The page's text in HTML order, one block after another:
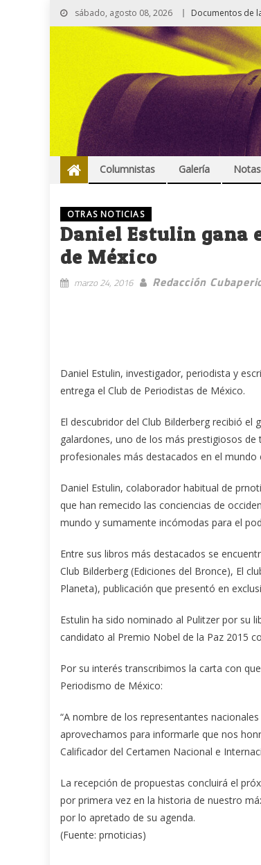
sábado, agosto 08, 2026 Documentos de
Columnistas Galería
OTRAS NOTICIAS
Daniel Estulin gana
de México
marzo 24, 2016 Redacción
Daniel Estulin, investigador, periodista y
entrega el Club de Periodistas de México.
El descubridor del Club Bilderberg recibió
galardones, uno de los más prestigiosos
profesionales más destacados en el mundo
Daniel Estulin, colaborador habitual de
que han remecido las conciencias de
mundo y sumamente incómodas para el
Entre sus libros más destacados se
Club Bilderberg (Ediciones del Bronce), El
Planeta), publicación que presentó en
Estulin ha sido nominado al Pulitzer por su
candidato al Premio Nobel de la Paz 2015
Por su interés transcribimos la carta con
Periodismo de México:
“A nombre de los representantes
aprovechamos para informarle que nos
Calificador del Certamen Nacional e
La recepción de propuestas concluirá el
por primera vez en la historia de nuestro
por lo apretado de su agenda.
(Fuente: prnoticias)